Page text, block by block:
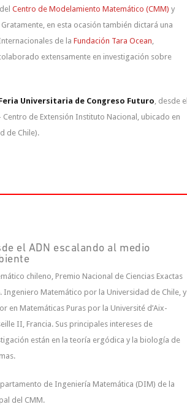
Centro de Modelamiento Matemático (CMM) y
en esta ocasión también dictará una
de la Fundación Tara Ocean,
extensamente en investigación sobre
Universitaria de Congreso Futuro, desde el
Centro de Extensión Instituto Nacional, ubicado en
de Chile).
el ADN escalando al medio
chileno, Premio Nacional de Ciencias Exactas
Ingeniero Matemático por la Universidad de Chile, y
en Matemáticas Puras por la Université d’Aix-
II, Francia. Sus principales intereses de
están en la teoría ergódica y la biología de
de Ingeniería Matemática (DIM) de la
del CMM.